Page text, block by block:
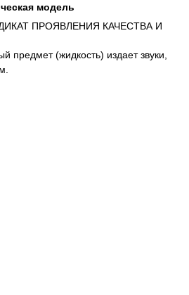
модель
ПРОЯВЛЕНИЯ КАЧЕСТВА И
предмет (жидкость) издает звуки,